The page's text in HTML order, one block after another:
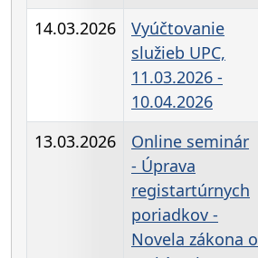
14.03.2026
Vyúčtovanie
služieb UPC,
11.03.2026 -
10.04.2026
13.03.2026
Online seminár
- Úprava
registartúrnych
poriadkov -
Novela zákona o